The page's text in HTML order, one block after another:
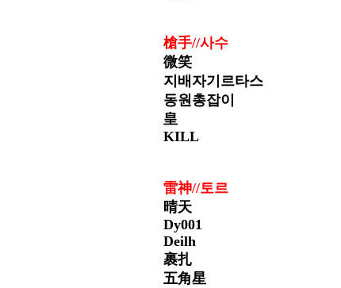
槍手//사수
微笑
지배자기르타스
동원총잡이
皇
KILL
雷神//토르
晴天
Dy001
Deilh
裹扎
五角星